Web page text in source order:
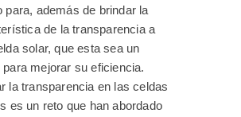
para, además de brindar la
de la transparencia a
solar, que esta sea un
para mejorar su eficiencia.
la transparencia en las celdas
es un reto que han abordado